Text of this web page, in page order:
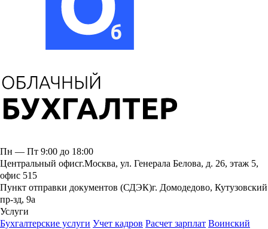
Пн — Пт 9:00 до 18:00
Центральный офисг.Москва, ул. Генерала Белова, д. 26, этаж 5,
офис 515
Пункт отправки документов (СДЭК)г. Домодедово, Кутузовский
пр-зд, 9а
Услуги
Бухгалтерские услуги Учет кадров Расчет зарплат Воинский